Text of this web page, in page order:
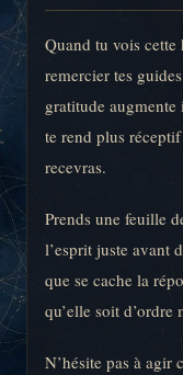
Quand tu vois cette
remercier tes
gratitude
te rend plus
recevras.
Prends une feuille
l’esprit juste avant
que se cache la
qu’elle soit
N’hésite pas à agir